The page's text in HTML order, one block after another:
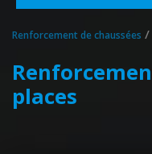
Renforcement de chaussées /
places